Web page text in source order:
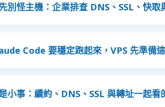
別怪主機：企業排查 DNS、SSL、快取
Code 要穩定跑起來，VPS 先準備
小事：續約、DNS、SSL 與轉址一起看